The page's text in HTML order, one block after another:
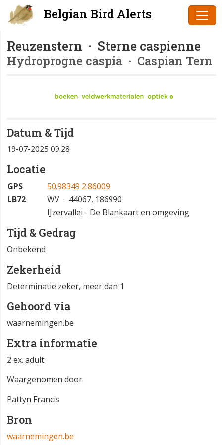
Belgian Bird Alerts
Reuzenstern · Sterne caspienne
Hydroprogne caspia · Caspian Tern
Datum & Tijd
19-07-2025 09:28
Locatie
GPS
50.98349 2.86009
LB72
WV · 44067, 186990
IJzervallei - De Blankaart en omgeving
Tijd & Gedrag
Onbekend
Zekerheid
Determinatie zeker, meer dan 1
Gehoord via
waarnemingen.be
Extra informatie
2 ex. adult
Waargenomen door:
Pattyn Francis
Bron
waarnemingen.be